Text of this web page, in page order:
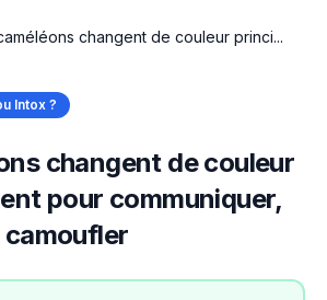
changent de couleur princi...
Intox ?
changent de couleur
pour communiquer,
camoufler